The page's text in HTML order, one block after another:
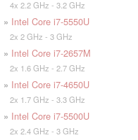
4x 2.2 GHz - 3.2 GHz
» Intel Core i7-5550U
2x 2 GHz - 3 GHz
» Intel Core i7-2657M
2x 1.6 GHz - 2.7 GHz
» Intel Core i7-4650U
2x 1.7 GHz - 3.3 GHz
» Intel Core i7-5500U
2x 2.4 GHz - 3 GHz